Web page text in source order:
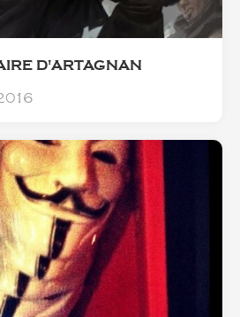
D'ARTAGNAN